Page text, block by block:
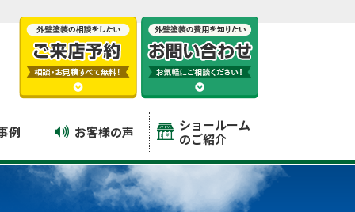
例 お客様の声
ショールーム
のご紹介